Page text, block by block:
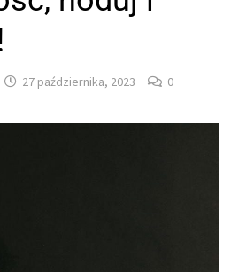
27 października, 2023 0